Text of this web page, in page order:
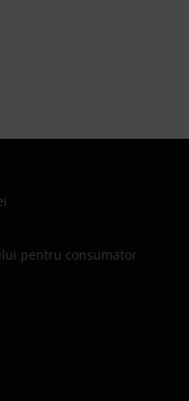
pentru consumator